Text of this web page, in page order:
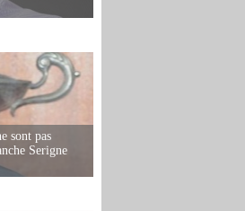
sont pas
Serigne